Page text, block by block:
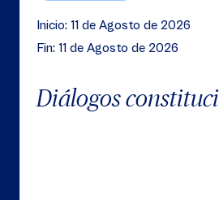
Inicio: 11 de Agosto de 2026
Fin: 11 de Agosto de 2026
Diálogos